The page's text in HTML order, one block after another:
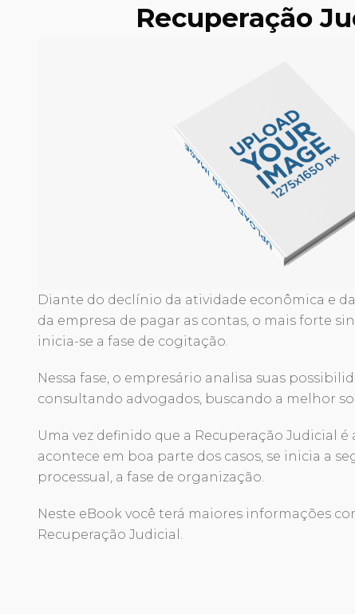
Recuperação
Diante do declínio da atividade econômica e
da empresa de pagar as contas, o mais forte
inicia-se a fase de cogitação.
Nessa fase, o empresário analisa suas
consultando advogados, buscando a melhor
Uma vez definido que a Recuperação Judicial é
acontece em boa parte dos casos, se inicia a
processual, a fase de organização.
Neste eBook você terá maiores informações
Recuperação Judicial.